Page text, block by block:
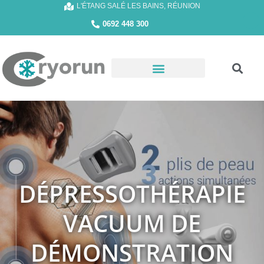
L'ÉTANG SALÉ LES BAINS, RÉUNION
0692 448 300
DÉPRESSOTHÉRAPIE
VACUUM DE
DÉMONSTRATION